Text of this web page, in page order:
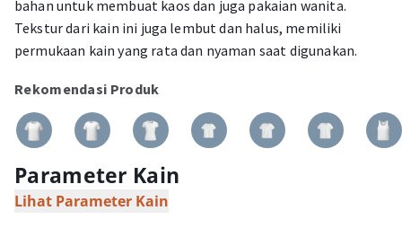
bahan untuk membuat kaos dan juga pakaian wanita.
Tekstur dari kain ini juga lembut dan halus, memiliki
permukaan kain yang rata dan nyaman saat digunakan.
Rekomendasi Produk
Parameter Kain
Lihat Parameter Kain